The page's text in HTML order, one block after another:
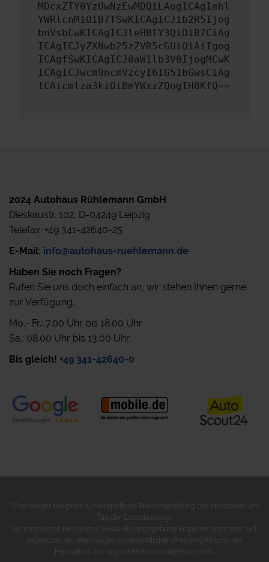
MDcxZTY0YzUwNzEwMDQiLAogICAgImhl
YWRlcnMiOiB7fSwKICAgICJib2R5Ijog
bnVsbCwKICAgICJleHBlY3QiOiB7CiAg
ICAgICJyZXNwb25zZVR5cGUiOiAiIgog
ICAgfSwKICAgICJ0aW1lb3V0IjogMCwK
ICAgICJwcm9ncmVzcyI6IG51bGwsCiAg
ICAicmlza3kiOiBmYWxzZQogIH0KfQ==
2024 Autohaus Rühlemann GmbH
Dieskaustr. 102, D-04249 Leipzig
Telefax: +49 341-42640-25
E-Mail: info@autohaus-ruehlemann.de
Haben Sie noch Fragen?
Rufen Sie uns doch einfach an, wir stehen Ihnen gerne
zur Verfügung.
Mo.- Fr.: 7.00 Uhr bis 18.00 Uhr
Sa.: 08.00 Uhr bis 13.00 Uhr
Bis gleich! +49 341-42640-0
Ehemaliger Neupreis (Unverbindliche Preisempfehlung des Herstellers am
Tag der Erstzulassung).
Der errechnete Preisvorteil sowie die angegebene Ersparnis errechnet sich
gegenüber der ehemaligen unverbindlichen Preisempfehlung des
Herstellers am Tag der Erstzulassung (Neupreis).